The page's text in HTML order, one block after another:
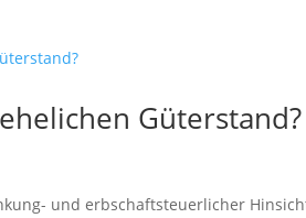
Güterstand?
und erbschaftsteuerlicher